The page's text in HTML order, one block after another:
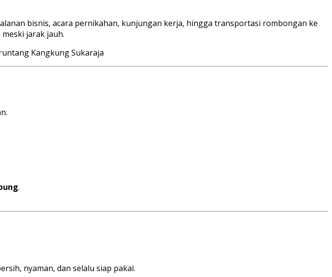
bisnis, acara pernikahan, kunjungan kerja, hingga transportasi rombongan ke
jarak jauh.
Kangkung Sukaraja
.
nyaman, dan selalu siap pakai.